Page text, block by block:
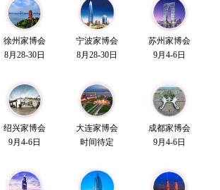
徐州家博会
8月28-30日
宁波家博会
8月28-30日
苏州家博会
9月4-6日
绍兴家博会
9月4-6日
大连家博会
时间待定
成都家博会
9月4-6日